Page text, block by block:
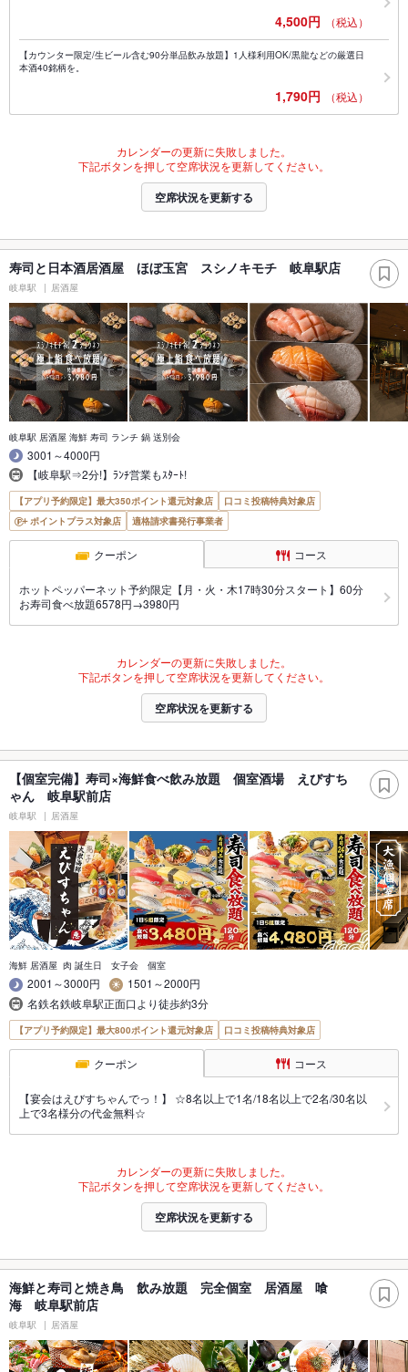
4,500円 （税込）
【カウンター限定/生ビール含む90分単品飲み放題】1人様利用OK/黒龍などの厳選日
本酒40銘柄を。
1,790円 （税込）
カレンダーの更新に失敗しました。
下記ボタンを押して空席状況を更新してください。
空席状況を更新する
寿司と日本酒居酒屋 ほぼ玉宮 スシノキモチ 岐阜駅店
岐阜駅 居酒屋
岐阜駅 居酒屋 海鮮 寿司 ランチ 鍋 送別会
3001～4000円
【岐阜駅⇒2分!】ﾗﾝﾁ営業もｽﾀｰﾄ!
【アプリ予約限定】最大350ポイント還元対象店
口コミ投稿特典対象店
ポイントプラス対象店
適格請求書発行事業者
クーポン コース
ホットペッパーネット予約限定【月・火・木17時30分スタート】60分
お寿司食べ放題6578円→3980円
カレンダーの更新に失敗しました。
下記ボタンを押して空席状況を更新してください。
空席状況を更新する
【個室完備】寿司×海鮮食べ飲み放題 個室酒場 えびすち
ゃん 岐阜駅前店
岐阜駅 居酒屋
海鮮 居酒屋 肉 誕生日 女子会 個室
2001～3000円
1501～2000円
名鉄名鉄岐阜駅正面口より徒歩約3分
【アプリ予約限定】最大800ポイント還元対象店 口コミ投稿特典対象店
クーポン コース
【宴会はえびすちゃんでっ！】 ☆8名以上で1名/18名以上で2名/30名以
上で3名様分の代金無料☆
カレンダーの更新に失敗しました。
下記ボタンを押して空席状況を更新してください。
空席状況を更新する
海鮮と寿司と焼き鳥 飲み放題 完全個室 居酒屋 喰
海 岐阜駅前店
岐阜駅 居酒屋